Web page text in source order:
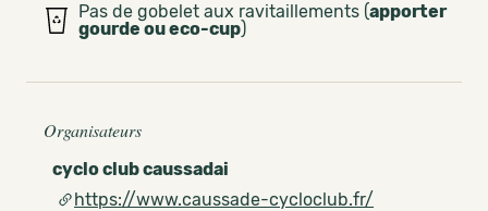
Pas de gobelet aux ravitaillements (apporter
gourde ou eco-cup)
Organisateurs
cyclo club caussadai
https://www.caussade-cycloclub.fr/